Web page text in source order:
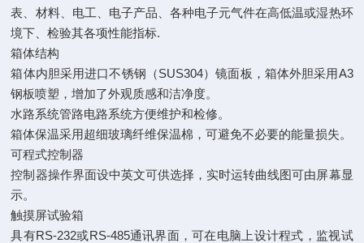
表、材料、电工、电子产品、各种电子元气件在高低温或湿热环
境下、检验其各项性能指标.
箱体结构
箱体内胆采用进口不锈钢（SUS304）镜面板，箱体外胆采用A3
钢板喷塑，增加了外观质感和洁净度。
水路系统管路电路系统方便维护和检修。
箱体保温采用超细玻璃纤维保温棉，可避免不必要的能量损失。
可程式控制器
控制器操作界面设中英文可供选择，实时运转曲线图可由屏幕显
示。
触摸屏试验箱
具有RS-232或RS-485通讯界面，可在电脑上设计程式，监视试